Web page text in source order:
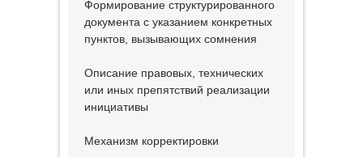
Формирование структурированного
документа с указанием конкретных
пунктов, вызывающих сомнения
Описание правовых, технических
или иных препятствий реализации
инициативы
Механизм корректировки